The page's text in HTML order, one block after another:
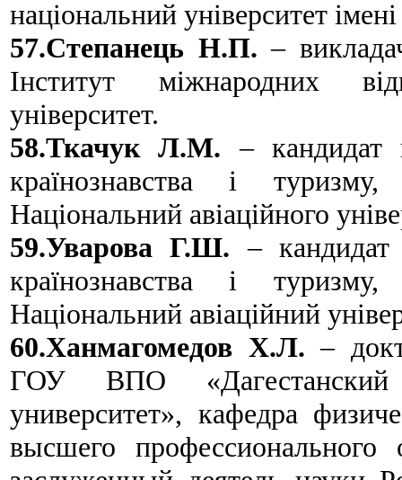
національний університет
57.Степанець Н.П. –
Інститут міжнародних
університет.
58.Ткачук Л.М. – кандидат
країнознавства і
Національний авіаційного
59.Уварова Г.Ш. – кандидат
країнознавства і
Національний авіаційний
60.Ханмагомедов Х.Л.–
ГОУ ВПО «Дагестанский
университет», кафедра
высшего профессионального